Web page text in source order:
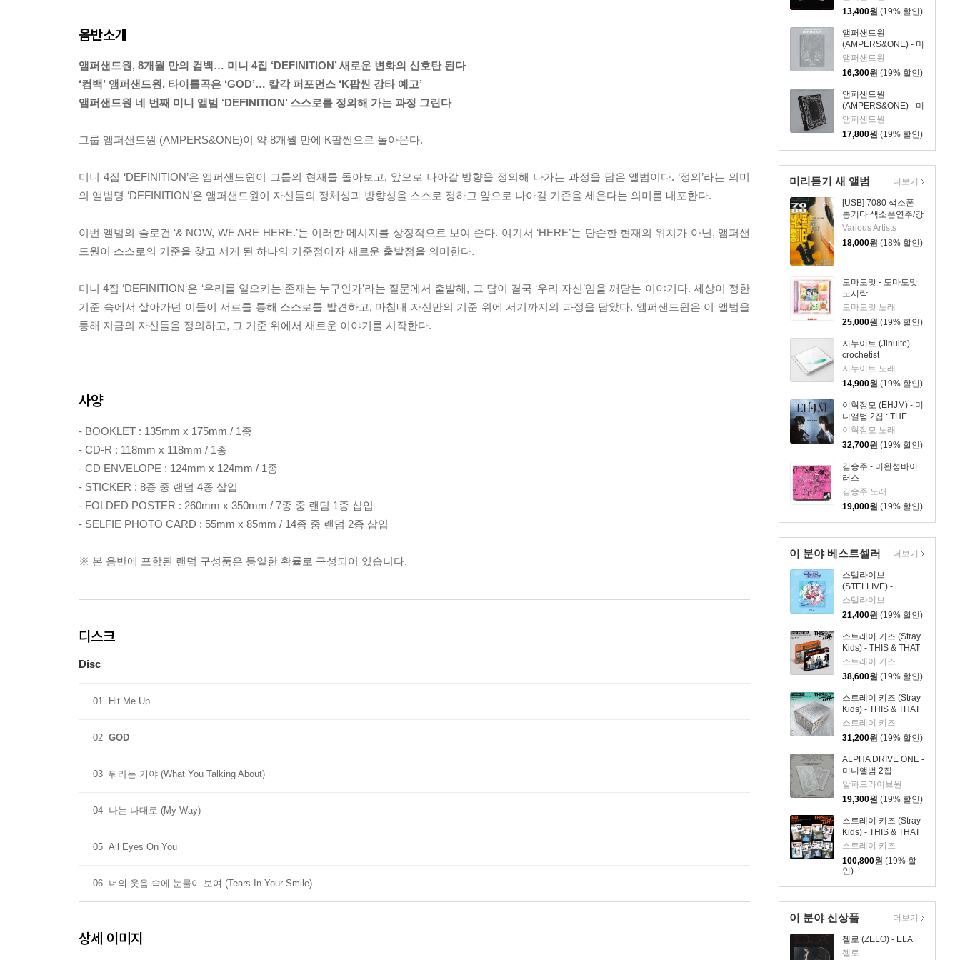
DEFINITION [WE
Ver.][7종 중 1종 랜덤
발송]
13,400원 (19% 할인)
앰퍼샌드원
(AMPERS&ONE) - 미
니앨범 4집 :
DEFINITION [ARE
Ver.]
앰퍼샌드원
16,300원 (19% 할인)
앰퍼샌드원
(AMPERS&ONE) - 미
니앨범 4집 :
DEFINITION [HERE
Ver.]
앰퍼샌드원
17,800원 (19% 할인)
미리듣기 새 앨범
[USB] 7080 색소폰
통기타 색소폰연주/강
승용
Various Artists
18,000원 (18% 할인)
토마토맛 - 토마토맛
도시락
토마토맛 노래
25,000원 (19% 할인)
지누이트 (Jinuite) -
crochetist
지누이트 노래
14,900원 (19% 할인)
이혁정모 (EHJM) - 미
니앨범 2집 : THE
MEN
이혁정모 노래
32,700원 (19% 할인)
김승주 - 미완성바이
러스
김승주 노래
19,000원 (19% 할인)
더보기
이 분야 베스트셀러
스텔라이브
(STELLIVE) -
STELLIVE Cliche 1st
EP 「Colorful
Strokes」 - CD Ver.
스텔라이브
21,400원 (19% 할인)
스트레이 키즈 (Stray
Kids) - THIS & THAT
[2종 SET]
스트레이 키즈
38,600원 (19% 할인)
스트레이 키즈 (Stray
Kids) - THIS & THAT
[TRUCK VER.]
스트레이 키즈
31,200원 (19% 할인)
ALPHA DRIVE ONE -
미니앨범 2집
'UNBREAKABLE : 少
年BEAST' [Fragile
Beast Ver.]
알파드라이브원
19,300원 (19% 할인)
스트레이 키즈 (Stray
Kids) - THIS & THAT
[& VER.][8종 SET]
스트레이 키즈
100,800원 (19% 할
인)
더보기
이 분야 신상품
젤로 (ZELO) - ELA
젤로
더보기
음반소개
앰퍼샌드원, 8개월 만의 컴백… 미니 4집 ‘DEFINITION’ 새로운 변화의 신호탄 된다
‘컴백’ 앰퍼샌드원, 타이틀곡은 ‘GOD’… 칼각 퍼포먼스 ‘K팝씬 강타 예고’
앰퍼샌드원 네 번째 미니 앨범 ‘DEFINITION’ 스스로를 정의해 가는 과정 그린다
그룹 앰퍼샌드원 (AMPERS&ONE)이 약 8개월 만에 K팝씬으로 돌아온다.
미니 4집 ‘DEFINITION’은 앰퍼샌드원이 그룹의 현재를 돌아보고, 앞으로 나아갈 방향을 정의해 나가는 과정을 담은 앨범이다. ‘정의’라는 의미
의 앨범명 ‘DEFINITION’은 앰퍼샌드원이 자신들의 정체성과 방향성을 스스로 정하고 앞으로 나아갈 기준을 세운다는 의미를 내포한다.
이번 앨범의 슬로건 ‘& NOW, WE ARE HERE.’는 이러한 메시지를 상징적으로 보여 준다. 여기서 ‘HERE’는 단순한 현재의 위치가 아닌, 앰퍼샌
드원이 스스로의 기준을 찾고 서게 된 하나의 기준점이자 새로운 출발점을 의미한다.
미니 4집 ‘DEFINITION‘은 ‘우리를 일으키는 존재는 누구인가’라는 질문에서 출발해, 그 답이 결국 ‘우리 자신’임을 깨닫는 이야기다. 세상이 정한
기준 속에서 살아가던 이들이 서로를 통해 스스로를 발견하고, 마침내 자신만의 기준 위에 서기까지의 과정을 담았다. 앰퍼샌드원은 이 앨범을
통해 지금의 자신들을 정의하고, 그 기준 위에서 새로운 이야기를 시작한다.
사양
- BOOKLET : 135mm x 175mm / 1종
- CD-R : 118mm x 118mm / 1종
- CD ENVELOPE : 124mm x 124mm / 1종
- STICKER : 8종 중 랜덤 4종 삽입
- FOLDED POSTER : 260mm x 350mm / 7종 중 랜덤 1종 삽입
- SELFIE PHOTO CARD : 55mm x 85mm / 14종 중 랜덤 2종 삽입
※ 본 음반에 포함된 랜덤 구성품은 동일한 확률로 구성되어 있습니다.
디스크
Disc
01 Hit Me Up
02 GOD
03 뭐라는 거야 (What You Talking About)
04 나는 나대로 (My Way)
05 All Eyes On You
06 너의 웃음 속에 눈물이 보여 (Tears In Your Smile)
상세 이미지